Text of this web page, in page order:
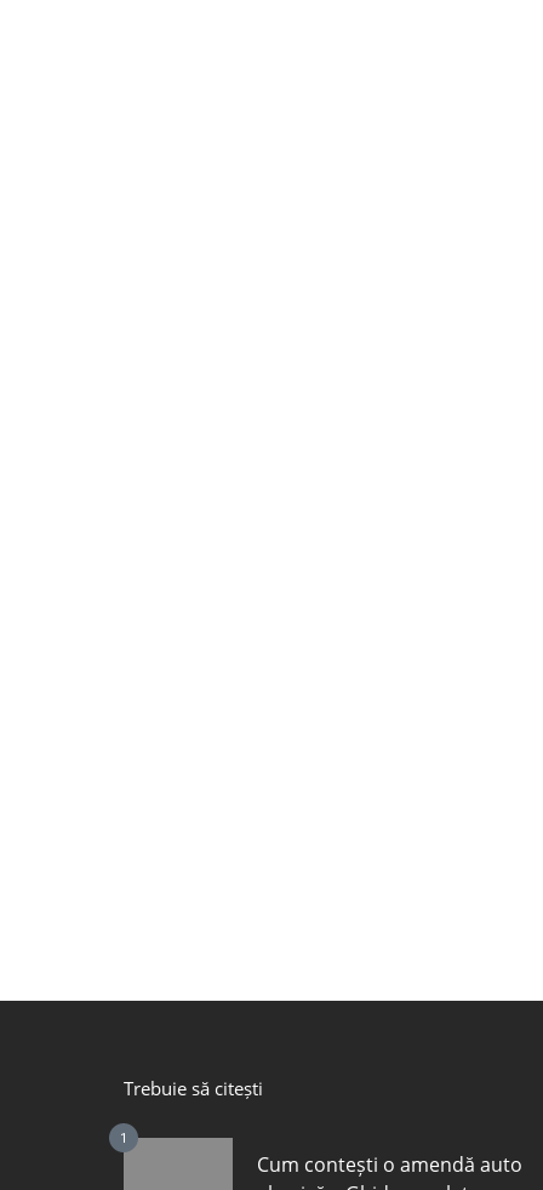
Trebuie să citești
1
Cum contești o amendă auto